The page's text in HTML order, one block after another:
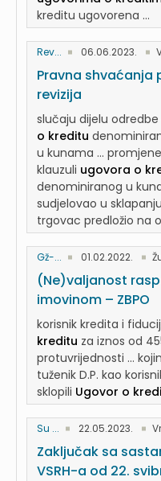
kreditu ugovorena ...
Rev... 06.06.2023.
Pravna
revizija
slučaju dijelu
o kreditu
u kunama ...
klauzuli ugovora o
denominiranog u
sudjelovao u sklapanju
trgovac predložio na
Gž-... 01.02.2022.
(Ne)valjanost
imovinom – ZBPO
korisnik kredita i
kreditu za iznos od
protuvrijednosti ...
tuženik D.P. kao
sklopili Ugovor o
Su ... 22.05.2023.
Zaključak sa
VSRH-a od 22.